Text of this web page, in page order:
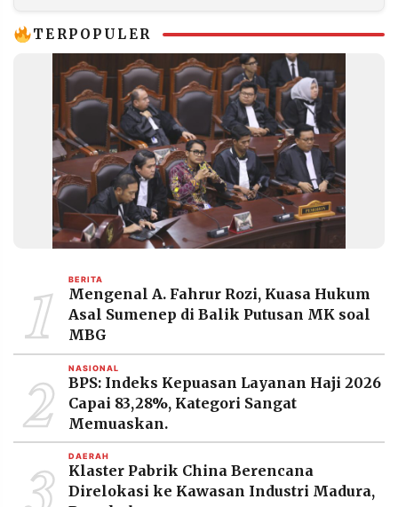
TERPOPULER
1 BERITA
Mengenal A. Fahrur Rozi, Kuasa Hukum
Asal Sumenep di Balik Putusan MK soal
MBG
2 NASIONAL
BPS: Indeks Kepuasan Layanan Haji 2026
Capai 83,28%, Kategori Sangat
Memuaskan.
DAERAH
Klaster Pabrik China Berencana
Direlokasi ke Kawasan Industri Madura,